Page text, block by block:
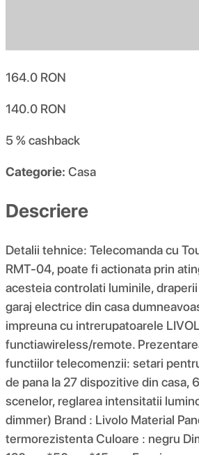
164.0 RON
140.0 RON
5 %cashback
Categorie: Casa
Descriere
Detalii tehnice: Telecomanda cu
RMT-04, poate fi actionata prin
acesteia controlati luminile,
garaj electrice din casa
impreuna cu intrerupatoarele
functiawireless/remote.
functiilor telecomenzii: setari
de pana la 27 dispozitive din casa,
scenelor, reglarea intensitatii
dimmer) Brand : Livolo Material
termorezistenta Culoare : negru